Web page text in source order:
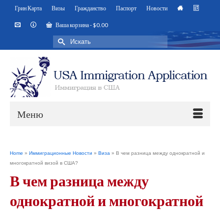
Грин Карта Визы Гражданство Паспорт Новости
Ваша корзина-$0.00
Искать:
Меню
Home » Иммиграционные Новости » Виза » В чем разница между однократной и
многократной визой в США?
В чем разница между
однократной и многократной